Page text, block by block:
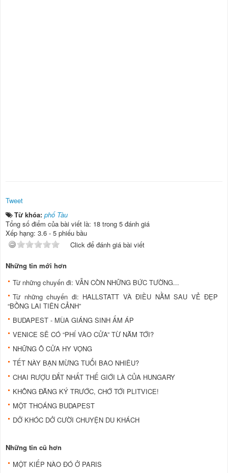
Tweet
Từ khóa: phố Tàu
Tổng số điểm của bài viết là: 18 trong 5 đánh giá
Xếp hạng: 3.6 - 5 phiếu bầu
Click để đánh giá bài viết
Những tin mới hơn
Từ những chuyến đi: VẪN CÒN NHỮNG BỨC TƯỜNG...
Từ những chuyến đi: HALLSTATT VÀ ĐIỀU NẰM SAU VẺ ĐẸP
“BỒNG LAI TIÊN CẢNH”
BUDAPEST - MÙA GIÁNG SINH ẤM ÁP
VENICE SẼ CÓ “PHÍ VÀO CỬA” TỪ NĂM TỚI?
NHỮNG Ô CỬA HY VỌNG
TẾT NÀY BẠN MỪNG TUỔI BAO NHIÊU?
CHAI RƯỢU ĐẮT NHẤT THẾ GIỚI LÀ CỦA HUNGARY
KHÔNG ĐĂNG KÝ TRƯỚC, CHỚ TỚI PLITVICE!
MỘT THOÁNG BUDAPEST
DỞ KHÓC DỞ CƯỜI CHUYỆN DU KHÁCH
Những tin cũ hơn
MỘT KIẾP NÀO ĐÓ Ở PARIS